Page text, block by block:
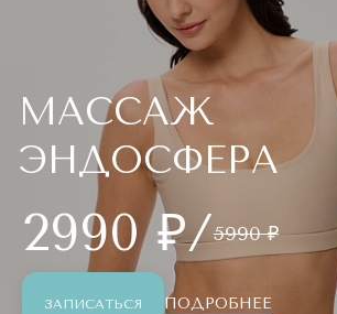
МАССАЖ
ЭНДОСФЕРА
2990 ₽/5990 ₽
ЗАПИСАТЬСЯ ПОДРОБНЕЕ